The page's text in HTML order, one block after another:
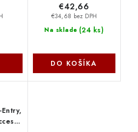
Na sklade (24 ks)
€34,68 bez DPH
€42,66
DO KOŠÍKA